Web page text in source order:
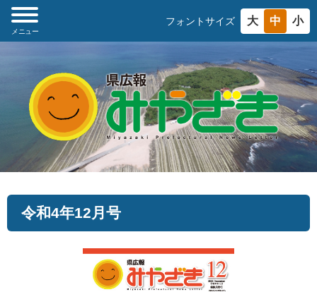
フォントサイズ 大 中 小
メニュー
令和4年12月号